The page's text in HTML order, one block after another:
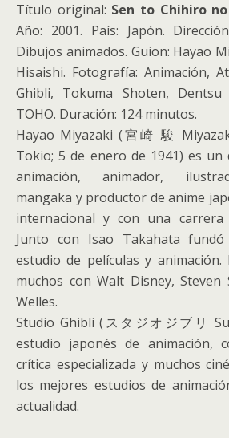
Título original: Sen to Chihiro
Año: 2001. País: Japón.
Dibujos animados. Guion: Hayao
Hisaishi. Fotografía: Animación,
Ghibli, Tokuma Shoten, Dentsu
TOHO. Duración: 124 minutos.
Hayao Miyazaki (宮崎 駿
Tokio; 5 de enero de 1941) es un
animación, animador,
mangaka y productor de anime
internacional y con una carrera
Junto con Isao Takahata
estudio de películas y
muchos con Walt Disney,
Welles.
Studio Ghibli (スタジオジブリ
estudio japonés de animación,
crítica especializada y muchos
los mejores estudios de
actualidad.